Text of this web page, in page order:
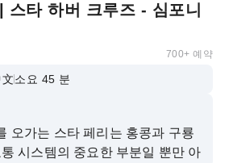
스타 하버 크루즈 - 심포니
700+ 예약
소요 45 분
오가는 스타 페리는 홍콩과 구룡
시스템의 중요한 부분일 뿐만 아